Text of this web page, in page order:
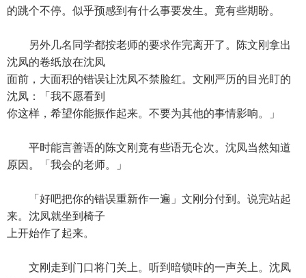
的跳个不停。似乎预感到有什么事要发生。竟有些期盼。
另外几名同学都按老师的要求作完离开了。陈文刚拿出
沈凤的卷纸放在沈凤
面前，大面积的错误让沈凤不禁脸红。文刚严历的目光盯的
沈凤：「我不愿看到
你这样，希望你能振作起来。不要为其他的事情影响。」
平时能言善语的陈文刚竟有些语无仑次。沈凤当然知道
原因。「我会的老师。」
「好吧把你的错误重新作一遍」文刚分付到。说完站起
来。沈凤就坐到椅子
上开始作了起来。
文刚走到门口将门关上。听到暗锁咔的一声关上。沈凤